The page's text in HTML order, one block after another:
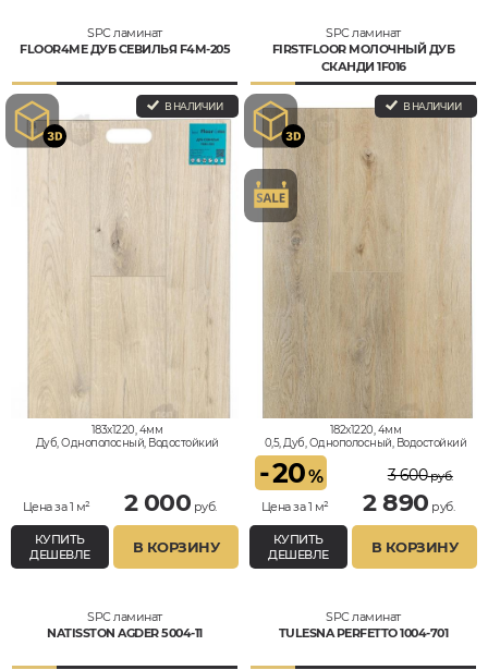
SPC ламинат
FLOOR4ME ДУБ СЕВИЛЬЯ F4M-205
В НАЛИЧИИ
183x1220, 4мм
Дуб, Однополосный, Водостойкий
Цена за 1 м² 2 000 руб.
КУПИТЬ
ДЕШЕВЛЕ
В КОРЗИНУ
SPC ламинат
FIRSTFLOOR МОЛОЧНЫЙ ДУБ
СКАНДИ 1F016
В НАЛИЧИИ
182x1220, 4мм
0,5, Дуб, Однополосный, Водостойкий
-20%
Цена за 1 м²
3 600руб.
2 890 руб.
КУПИТЬ
ДЕШЕВЛЕ
В КОРЗИНУ
SPC ламинат
NATISSTON AGDER 5004-11
SPC ламинат
TULESNA PERFETTO 1004-701